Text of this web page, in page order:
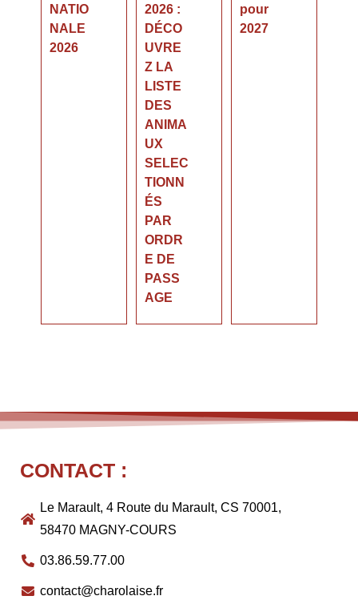
NATIO
NALE
2026
2026 :
DÉCO
UVRE
Z LA
LISTE
DES
ANIMA
UX
SELEC
TIONN
ÉS
PAR
ORDR
E DE
PASS
AGE
pour
2027
CONTACT :
Le Marault, 4 Route du Marault, CS 70001,
58470 MAGNY-COURS
03.86.59.77.00
contact@charolaise.fr